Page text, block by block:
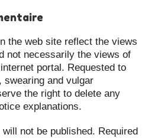
the web site reflect the views
not necessarily the views of
portal. Requested to
swearing and vulgar
the right to delete any
explanations.
not be published. Required